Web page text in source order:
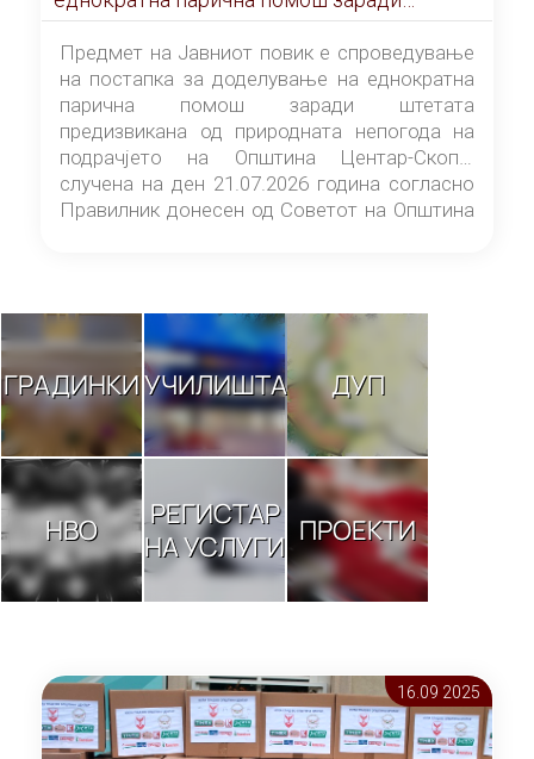
штетата предизвикана од природната
непогода на подрачјето на Општина
Центар-Скопје случена на ден 21.07.2026
година
Предмет на Јавниот повик е спроведување
на постапка за доделување на еднократна
парична помош заради штетата
предизвикана од природната непогода на
подрачјето на Општина Центар-Скопје
случена на ден 21.07.2026 година согласно
Правилник донесен од Советот на Општина
ГРАДИНКИУЧИЛИШТА ДУП
НВО
РЕГИСТАР
НА УСЛУГИ ПРОЕКТИ
16.09 2025